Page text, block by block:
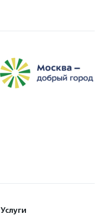
Услуги